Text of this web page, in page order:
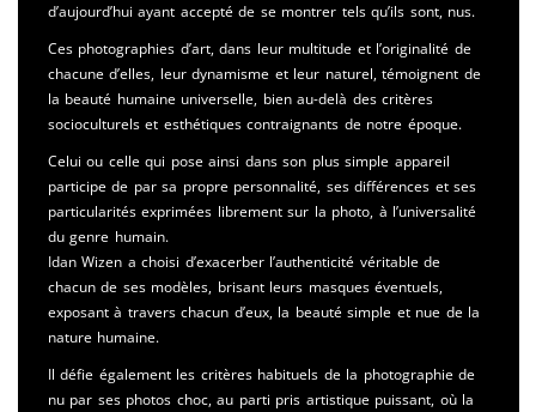
d’aujourd’hui ayant accepté de se montrer tels qu’ils sont, nus.
Ces photographies d’art, dans leur multitude et l’originalité de
chacune d’elles, leur dynamisme et leur naturel, témoignent de
la beauté humaine universelle, bien au-delà des critères
socioculturels et esthétiques contraignants de notre époque.
Celui ou celle qui pose ainsi dans son plus simple appareil
participe de par sa propre personnalité, ses différences et ses
particularités exprimées librement sur la photo, à l’universalité
du genre humain.
Idan Wizen a choisi d’exacerber l’authenticité véritable de
chacun de ses modèles, brisant leurs masques éventuels,
exposant à travers chacun d’eux, la beauté simple et nue de la
nature humaine.
Il défie également les critères habituels de la photographie de
nu par ses photos choc, au parti pris artistique puissant, où la